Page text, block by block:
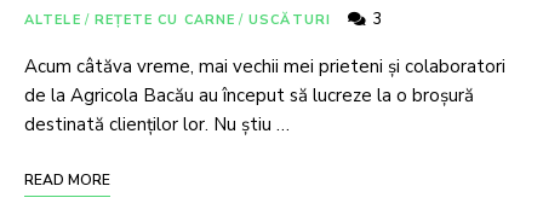
ALTELE / REȚETE CU CARNE / USCĂTURI 3
Acum câtăva vreme, mai vechii mei prieteni și colaboratori
de la Agricola Bacău au început să lucreze la o broșură
destinată clienților lor. Nu știu …
READ MORE